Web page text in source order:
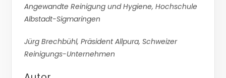
Angewandte Reinigung und Hygiene, Hochschule
Albstadt-Sigmaringen
Jürg Brechbühl, Präsident Allpura, Schweizer
Reinigungs-Unternehmen